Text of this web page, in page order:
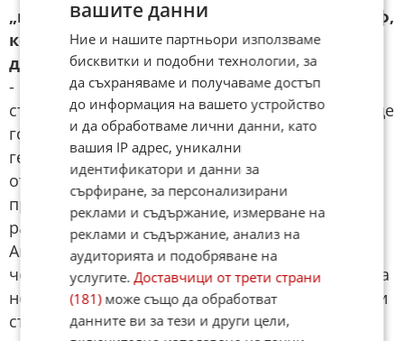
„нулев пациент“. Става въпрос за фотограф,
който е посетил сметище в Аржентина, за
да снима?
- Сигурно е така. Но около този случай се
създава прекомерна тревога и се отделя твърде
голямо медийно внимание. При настоящите
геополитически кризи това е добър подход за
отклоняване на фокуса от същинските
проблеми. Освен това започват да се появяват
различни „авторитети“, които твърдят, че този
Анди хантавирус лесно се предава от човек на
човек, без да е необходим близък контакт. Това
не е вярно. Историята много напомня на някои
събития от началото на COVID пандемията и
вашите данни
Ние и нашите партньори използваме
бисквитки и подобни технологии, за
да съхраняваме и получаваме достъп
до информация на вашето устройство
и да обработваме лични данни, като
вашия IP адрес, уникални
идентификатори и данни за
сърфиране, за персонализирани
реклами и съдържание, измерване на
реклами и съдържание, анализ на
аудиторията и подобряване на
услугите.Доставчици от трети страни
(181)може също да обработват
данните ви за тези и други цели,